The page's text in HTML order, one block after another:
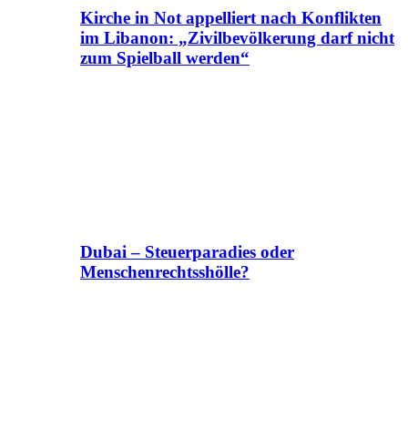
Kirche in Not appelliert nach Konflikten
im Libanon: „Zivilbevölkerung darf nicht
zum Spielball werden“
Dubai – Steuerparadies oder
Menschenrechtsshölle?